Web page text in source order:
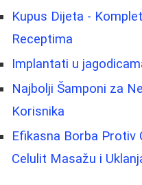
Kupus Dijeta -
Receptima
Implantati u
Najbolji Šamponi za
Korisnika
Efikasna Borba Protiv
Celulit Masažu i